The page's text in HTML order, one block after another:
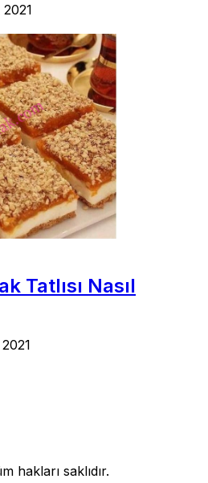
2021
Tatlısı Nasıl
hakları saklıdır.